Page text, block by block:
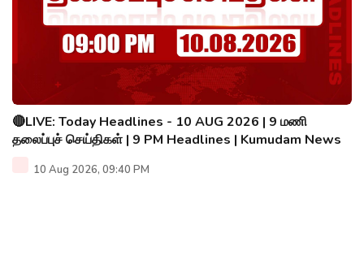
🔴LIVE: Today Headlines - 10 AUG 2026 | 9 மணி
தலைப்புச் செய்திகள் | 9 PM Headlines | Kumudam News
10 Aug 2026, 09:40 PM